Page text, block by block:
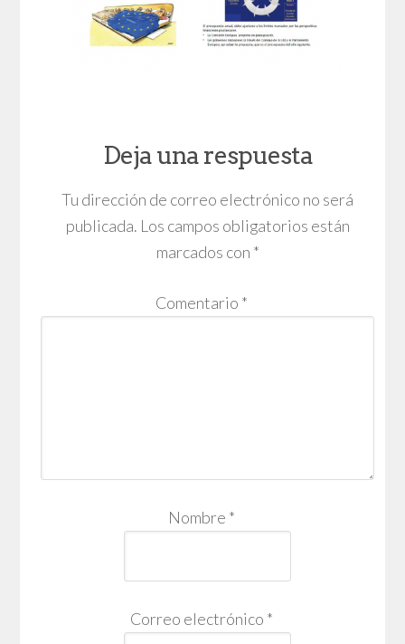
Deja una respuesta
Tu dirección de correo electrónico no será
publicada. Los campos obligatorios están
marcados con *
Comentario *
Nombre *
Correo electrónico *